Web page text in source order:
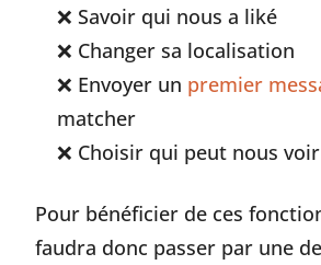
Savoir qui nous a liké
Changer sa localisation
Envoyer un premier
matcher
Choisir qui peut nous voir
Pour bénéficier de ces
faudra donc passer par une